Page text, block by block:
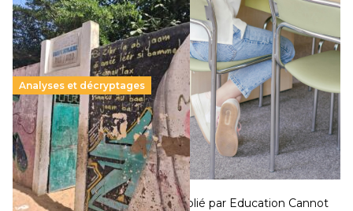
Analyses et décryptages
258 millions d’enfants victimes de la guerre, des
chocs climatiques et des déplacements de
population
11 juillet 2026- National
Un nouveau rapport mondial publié par Education Cannot